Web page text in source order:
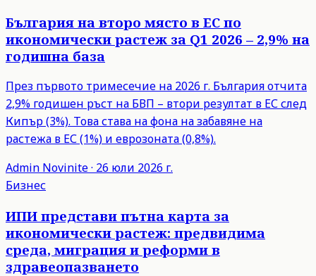
България на второ място в ЕС по
икономически растеж за Q1 2026 – 2,9% на
годишна база
През първото тримесечие на 2026 г. България отчита
2,9% годишен ръст на БВП – втори резултат в ЕС след
Кипър (3%). Това става на фона на забавяне на
растежа в ЕС (1%) и еврозоната (0,8%).
Admin Novinite· 26 юли 2026 г.
Бизнес
ИПИ представи пътна карта за
икономически растеж: предвидима
среда, миграция и реформи в
здравеопазването